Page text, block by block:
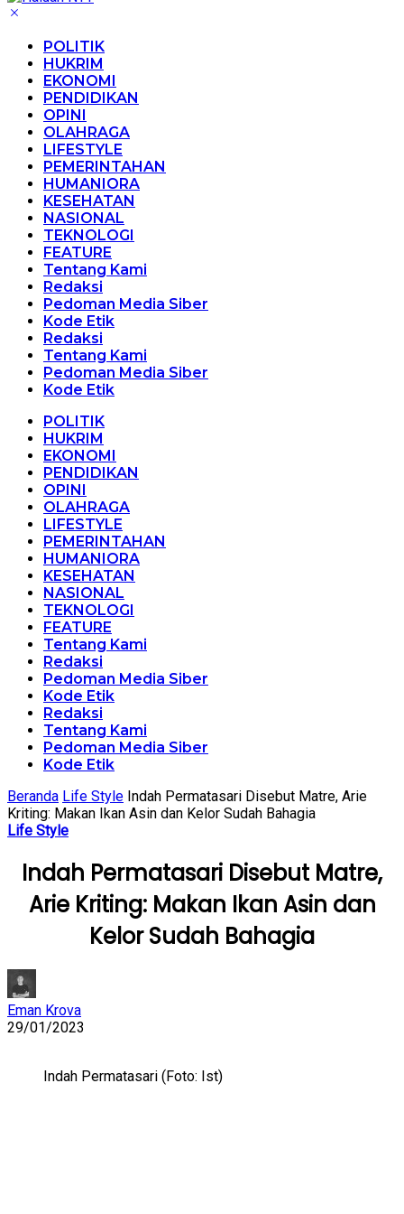
POLITIK
HUKRIM
EKONOMI
PENDIDIKAN
OPINI
OLAHRAGA
LIFESTYLE
PEMERINTAHAN
HUMANIORA
KESEHATAN
NASIONAL
TEKNOLOGI
FEATURE
Tentang Kami
Redaksi
Pedoman Media Siber
Kode Etik
Redaksi
Tentang Kami
Pedoman Media Siber
Kode Etik
POLITIK
HUKRIM
EKONOMI
PENDIDIKAN
OPINI
OLAHRAGA
LIFESTYLE
PEMERINTAHAN
HUMANIORA
KESEHATAN
NASIONAL
TEKNOLOGI
FEATURE
Tentang Kami
Redaksi
Pedoman Media Siber
Kode Etik
Redaksi
Tentang Kami
Pedoman Media Siber
Kode Etik
Beranda Life Style Indah Permatasari Disebut Matre, Arie
Kriting: Makan Ikan Asin dan Kelor Sudah Bahagia
Life Style
Indah Permatasari Disebut Matre,
Arie Kriting: Makan Ikan Asin dan
Kelor Sudah Bahagia
Eman Krova
29/01/2023
Indah Permatasari (Foto: Ist)